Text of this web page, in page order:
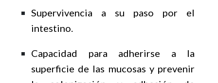
Supervivencia a su paso por el
intestino.
Capacidad para adherirse a la
superficie de las mucosas y prevenir